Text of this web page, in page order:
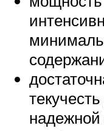
надежной